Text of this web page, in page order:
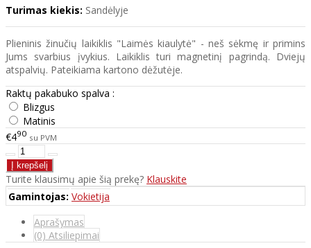
Turimas kiekis: Sandėlyje
Plieninis žinučių laikiklis "Laimės kiaulytė" - neš sėkmę ir primins
Jums svarbius įvykius. Laikiklis turi magnetinį pagrindą. Dviejų
atspalvių. Pateikiama kartono dėžutėje.
Raktų pakabuko spalva :
Blizgus
Matinis
€490 su PVM
Turite klausimų apie šią prekę? Klauskite
Gamintojas: Vokietija
Aprašymas
(0) Atsiliepimai